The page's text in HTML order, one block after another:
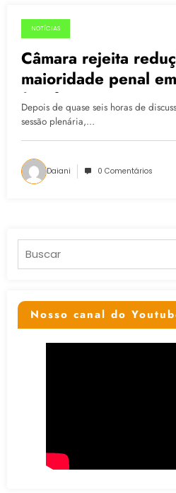
01.07.2015
NOTÍCIAS
Câmara rejeita
maioridade penal
(confira como votou
Depois de quase seis horas de
sessão plenária,…
Daiani 0 Comentários
Pesquisar
Nosso canal do